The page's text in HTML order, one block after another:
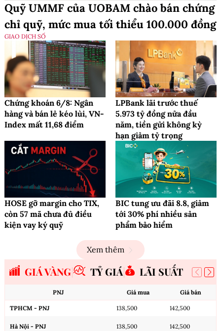
Quỹ UMMF của UOBAM chào bán chứng
chỉ quỹ, mức mua tối thiểu 100.000 đồng
GIAO DỊCH SỐ
Chứng khoán 6/8: Ngân
hàng và bán lẻ kéo lùi, VN-
Index mất 11,68 điểm
LPBank lãi trước thuế
5.973 tỷ đồng nửa đầu
năm, tiền gửi không kỳ
hạn giảm tỷ trọng
HOSE gỡ margin cho TIX,
còn 57 mã chưa đủ điều
kiện vay ký quỹ
BIC tung ưu đãi 8.8, giảm
tới 30% phí nhiều sản
phẩm bảo hiểm
Xem thêm
GIÁ VÀNG TỶ GIÁ LÃI SUẤT
PNJ Giá mua Giá bán
TPHCM - PNJ 138,500 142,500
Hà Nội - PNJ 138,500 142,500